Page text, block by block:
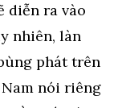
diễn ra vào
nhiên, làn
phát trên
nói riêng